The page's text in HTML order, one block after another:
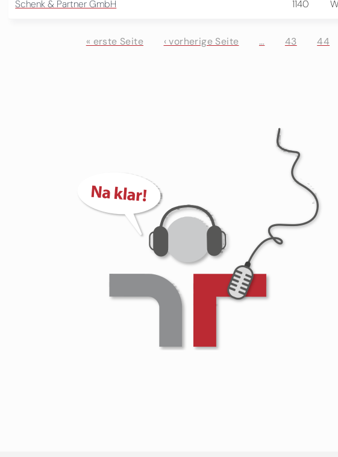
Schenk & Partner GmbH 1140
« erste Seite ‹ vorherige Seite … 43 44